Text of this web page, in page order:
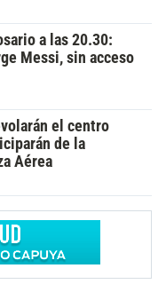
a las 20.30:
Messi, sin acceso
el centro
de la
Aérea